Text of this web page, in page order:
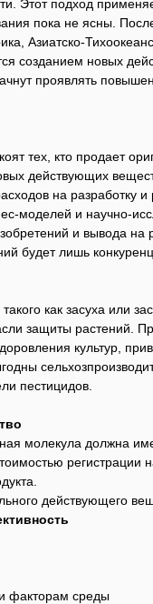
Этот подход
пока не ясны.
Азиатско-
созданием новых
проявлять
тех, кто продает
действующих
на разработку
моделей и научно-
и вывода на
будет лишь
как засуха или
защиты растений.
культур,
пестицидов.
молекула должна
регистрации
действующего
факторам среды